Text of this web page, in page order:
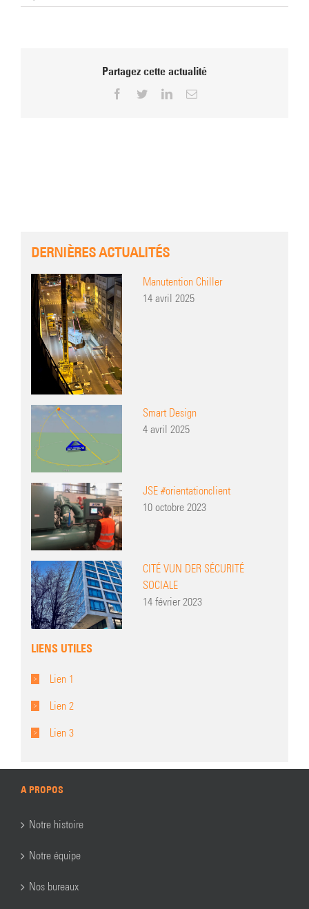
Partagez cette actualité
Facebook
TwitterLinkedInEmail
DERNIÈRES ACTUALITÉS
Manutention Chiller
14 avril 2025
Smart Design
4 avril 2025
JSE #orientationclient
10 octobre 2023
CITÉ VUN DER SÉCURITÉ
SOCIALE
14 février 2023
LIENS UTILES
Lien 1
Lien 2
Lien 3
A PROPOS
Notre histoire
Notre équipe
Nos bureaux